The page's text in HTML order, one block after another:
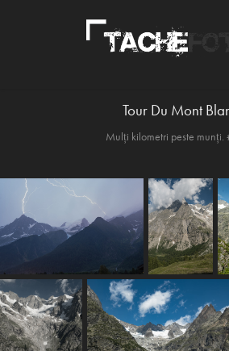
Tour Du Mont
Mulți kilometri peste munți.